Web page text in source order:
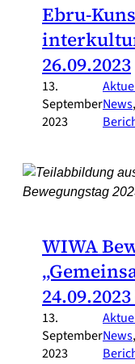
Ebru-
26.09.2023
13.
September
2023
News,
WIWA
13.
September
2023
News,